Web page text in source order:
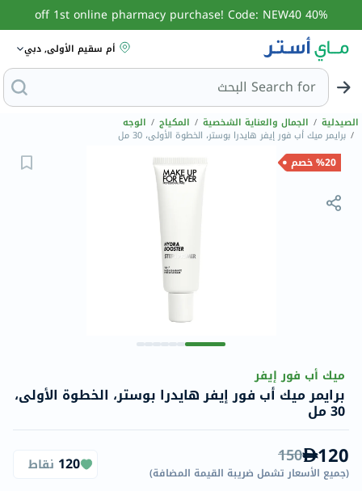
40% off 1st online pharmacy purchase! Code: NEW40
أم سقيم الأولى, دبي
Search for البحث عن منجارو
الصيدلية / الجمال والعناية الشخصية / المكياج / الوجه
/ برايمر ميك أب فور إيفر هايدرا بوستر، الخطوة الأولى، 30 مل
%20 خصم
ميك أب فور إيفر
برايمر ميك أب فور إيفر هايدرا بوستر، الخطوة الأولى،
30 مل
120
150
(جميع الأسعار تشمل ضريبة القيمة المضافة)
120 نقاط